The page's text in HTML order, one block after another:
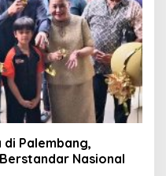
di Palembang,
Nasional